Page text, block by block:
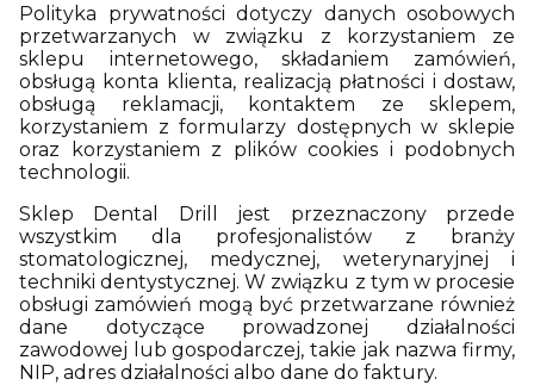
Polityka prywatności dotyczy danych osobowych
przetwarzanych w związku z korzystaniem ze
sklepu internetowego, składaniem zamówień,
obsługą konta klienta, realizacją płatności i dostaw,
obsługą reklamacji, kontaktem ze sklepem,
korzystaniem z formularzy dostępnych w sklepie
oraz korzystaniem z plików cookies i podobnych
technologii.
Sklep Dental Drill jest przeznaczony przede
wszystkim dla profesjonalistów z branży
stomatologicznej, medycznej, weterynaryjnej i
techniki dentystycznej. W związku z tym w procesie
obsługi zamówień mogą być przetwarzane również
dane dotyczące prowadzonej działalności
zawodowej lub gospodarczej, takie jak nazwa firmy,
NIP, adres działalności albo dane do faktury.